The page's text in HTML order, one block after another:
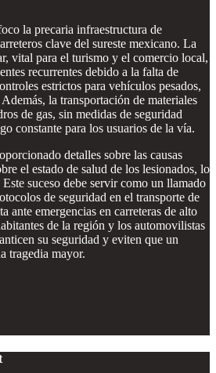
la precaria infraestructura de
clave del sureste mexicano. La
vital para el turismo y el comercio local,
recurrentes debido a la falta de
estrictos para vehículos pesados,
la transportación de materiales
de gas, sin medidas de seguridad
constante para los usuarios de la vía.
detalles sobre las causas
el estado de salud de los lesionados, lo
suceso debe servir como un llamado
de seguridad en el transporte de
ante emergencias en carreteras de alto
de la región y los automovilistas
su seguridad y eviten que un
tragedia mayor.